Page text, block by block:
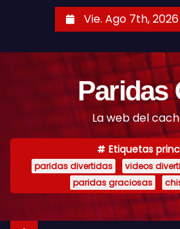
t
Vie. Ago 7th, 2026
Paridas
La web del
Etiquetas
paridas divertidas videos
paridas graciosas